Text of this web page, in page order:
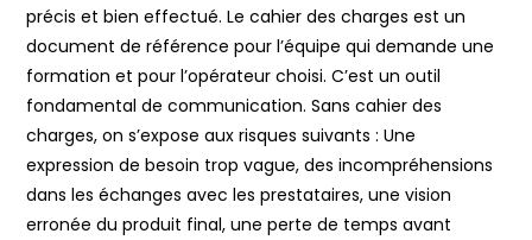
précis et bien effectué. Le cahier des charges est un
document de référence pour l’équipe qui demande une
formation et pour l’opérateur choisi. C’est un outil
fondamental de communication. Sans cahier des
charges, on s’expose aux risques suivants : Une
expression de besoin trop vague, des incompréhensions
dans les échanges avec les prestataires, une vision
erronée du produit final, une perte de temps avant